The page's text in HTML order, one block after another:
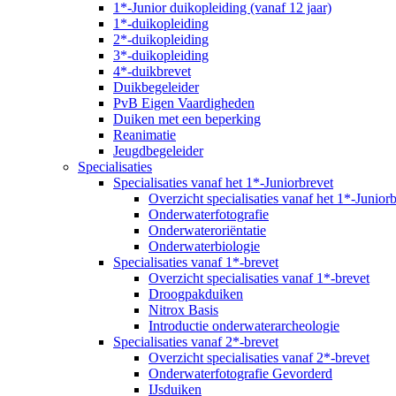
1*-Junior duikopleiding (vanaf 12 jaar)
1*-duikopleiding
2*-duikopleiding
3*-duikopleiding
4*-duikbrevet
Duikbegeleider
PvB Eigen Vaardigheden
Duiken met een beperking
Reanimatie
Jeugdbegeleider
Specialisaties
Specialisaties vanaf het 1*-Juniorbrevet
Overzicht specialisaties vanaf het 1*-
Onderwaterfotografie
Onderwateroriëntatie
Onderwaterbiologie
Specialisaties vanaf 1*-brevet
Overzicht specialisaties vanaf 1*-brevet
Droogpakduiken
Nitrox Basis
Introductie onderwaterarcheologie
Specialisaties vanaf 2*-brevet
Overzicht specialisaties vanaf 2*-brevet
Onderwaterfotografie Gevorderd
IJsduiken